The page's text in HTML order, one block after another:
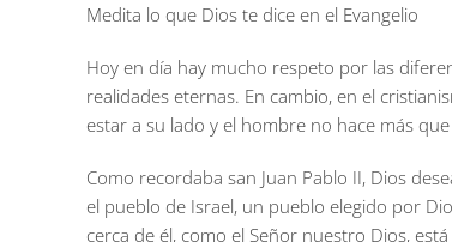
Medita lo que Dios te dice en el Evangelio
Hoy en día hay mucho respeto por las
realidades eternas. En cambio, en el
estar a su lado y el hombre no hace más
Como recordaba san Juan Pablo II, Dios
el pueblo de Israel, un pueblo elegido por
cerca de él, como el Señor nuestro Dios,